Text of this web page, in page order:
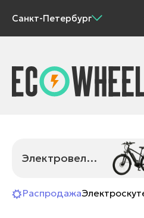
Санкт-Петербург
Электровелосипеды
Распродажа